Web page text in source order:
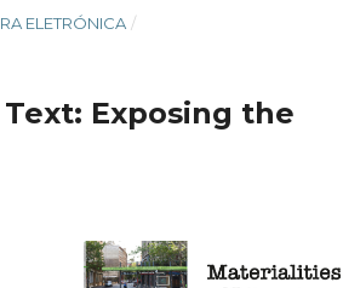
ELETRÓNICA /
Exposing the